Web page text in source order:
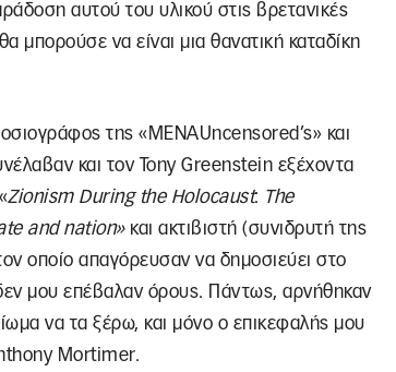
αυτού του υλικού στις βρετανικές
μπορούσε να είναι μια θανατική καταδίκη
της «MENAUncensored’s» και
και τον Tony Greenstein εξέχοντα
Zionism During the Holocaust: The
and nation»και ακτιβιστή (συνιδρυτή της
οποίο απαγόρευσαν να δημοσιεύει στο
μου επέβαλαν όρους. Πάντως, αρνήθηκαν
να τα ξέρω, και μόνο ο επικεφαλής μου
Mortimer.